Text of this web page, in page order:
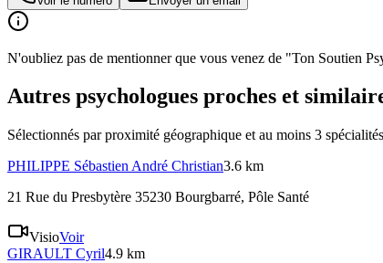
N'oubliez pas de mentionner que vous venez de "Ton Soutien
Autres psychologues proches et
Sélectionnés par proximité géographique et au moins 3 spécialités
PHILIPPE Sébastien André Christian3.6 km
21 Rue du Presbytère 35230 Bourgbarré, Pôle Santé
VisioVoir
GIRAULT Cyril4.9 km